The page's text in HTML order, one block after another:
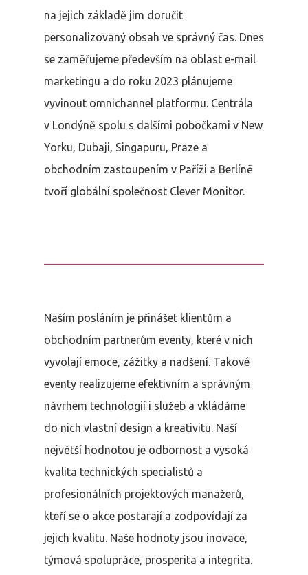
na jejich základě jim doručit
personalizovaný obsah ve správný čas. Dnes
se zaměřujeme především na oblast e-mail
marketingu a do roku 2023 plánujeme
vyvinout omnichannel platformu. Centrála
v Londýně spolu s dalšími pobočkami v New
Yorku, Dubaji, Singapuru, Praze a
obchodním zastoupením v Paříži a Berlíně
tvoří globální společnost Clever Monitor.
Naším posláním je přinášet klientům a
obchodním partnerům eventy, které v nich
vyvolají emoce, zážitky a nadšení. Takové
eventy realizujeme efektivním a správným
návrhem technologií i služeb a vkládáme
do nich vlastní design a kreativitu. Naší
největší hodnotou je odbornost a vysoká
kvalita technických specialistů a
profesionálních projektových manažerů,
kteří se o akce postarají a zodpovídají za
jejich kvalitu. Naše hodnoty jsou inovace,
týmová spolupráce, prosperita a integrita.